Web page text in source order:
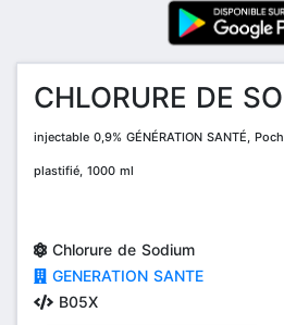
CHLORURE DE
injectable 0,9% GÉNÉRATION SANTÉ,
plastifié, 1000 ml
Chlorure de Sodium
GENERATION SANTE
B05X